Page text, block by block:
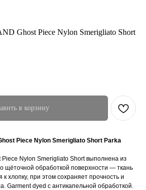
Ghost Piece Nylon Smerigliato Short
в корзину
Piece Nylon Smerigliato Short Parka
Piece Nylon Smerigliato Short выполнена из
щёточной обработкой поверхности — ткань
к хлопку, при этом сохраняет прочность и
Garment dyed с антикапельной обработкой.